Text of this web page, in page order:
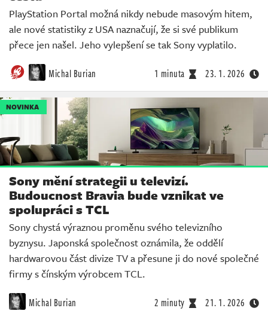
PlayStation Portal možná nikdy nebude masovým hitem,
ale nové statistiky z USA naznačují, že si své publikum
přece jen našel. Jeho vylepšení se tak Sony vyplatilo.
Michal Burian 1 minuta 23. 1. 2026
NOVINKA
Sony mění strategii u televizí.
Budoucnost Bravia bude vznikat ve
spolupráci s TCL
Sony chystá výraznou proměnu svého televizního
byznysu. Japonská společnost oznámila, že oddělí
hardwarovou část divize TV a přesune ji do nové společné
firmy s čínským výrobcem TCL.
Michal Burian 2 minuty 21. 1. 2026